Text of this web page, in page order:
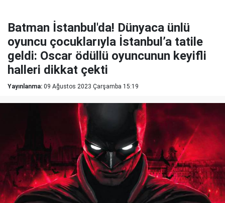
Batman İstanbul'da! Dünyaca ünlü
oyuncu çocuklarıyla İstanbul’a tatile
geldi: Oscar ödüllü oyuncunun keyifli
halleri dikkat çekti
Yayınlanma: 09 Ağustos 2023 Çarşamba 15:19